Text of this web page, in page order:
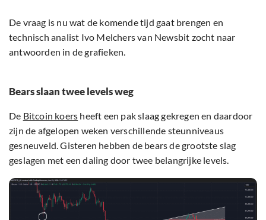
De vraag is nu wat de komende tijd gaat brengen en
technisch analist Ivo Melchers van Newsbit zocht naar
antwoorden in de grafieken.
Bears slaan twee levels weg
De Bitcoin koers heeft een pak slaag gekregen en daardoor
zijn de afgelopen weken verschillende steunniveaus
gesneuveld. Gisteren hebben de bears de grootste slag
geslagen met een daling door twee belangrijke levels.